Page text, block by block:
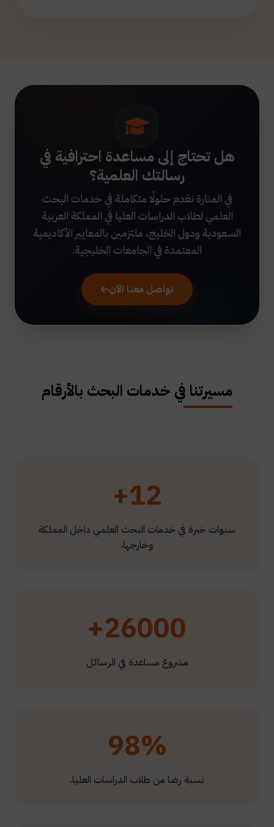
هل تحتاج إلى مساعدة احترافية في
رسالتك العلمية؟
في المنارة نقدم حلولًا متكاملة في خدمات البحث
العلمي لطلاب الدراسات العليا في المملكة العربية
السعودية ودول الخليج، ملتزمين بالمعايير الأكاديمية
المعتمدة في الجامعات الخليجية.
تواصل معنا الآن
مسيرتنا في خدمات البحث بالأرقام
12+
سنوات خبرة في خدمات البحث العلمي داخل المملكة
وخارجها.
26000+
مشروع مساعدة في الرسائل
98%
نسبة رضا من طلاب الدراسات العليا.